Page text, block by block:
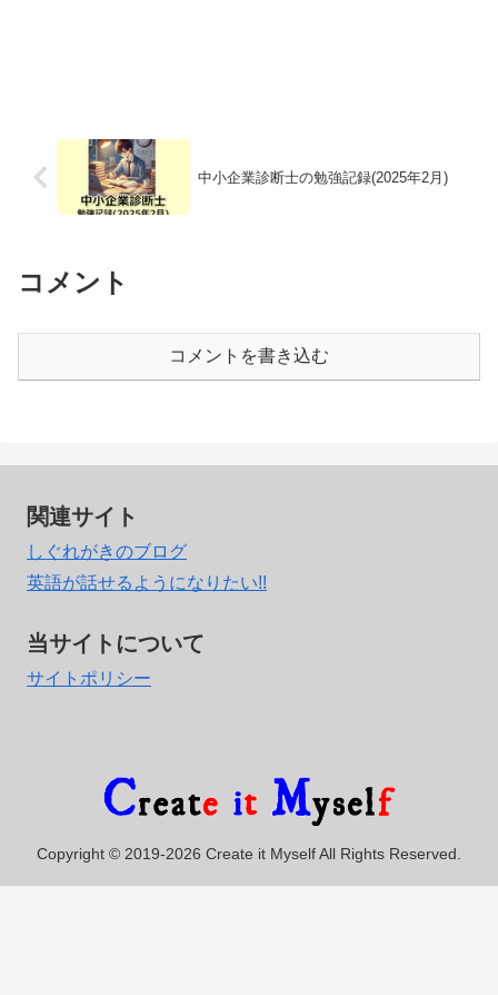
中小企業診断士の勉強記録(2025年2月)
コメント
コメントを書き込む
関連サイト
しぐれがきのブログ
英語が話せるようになりたい!!
当サイトについて
サイトポリシー
Copyright © 2019-2026 Create it Myself All Rights Reserved.